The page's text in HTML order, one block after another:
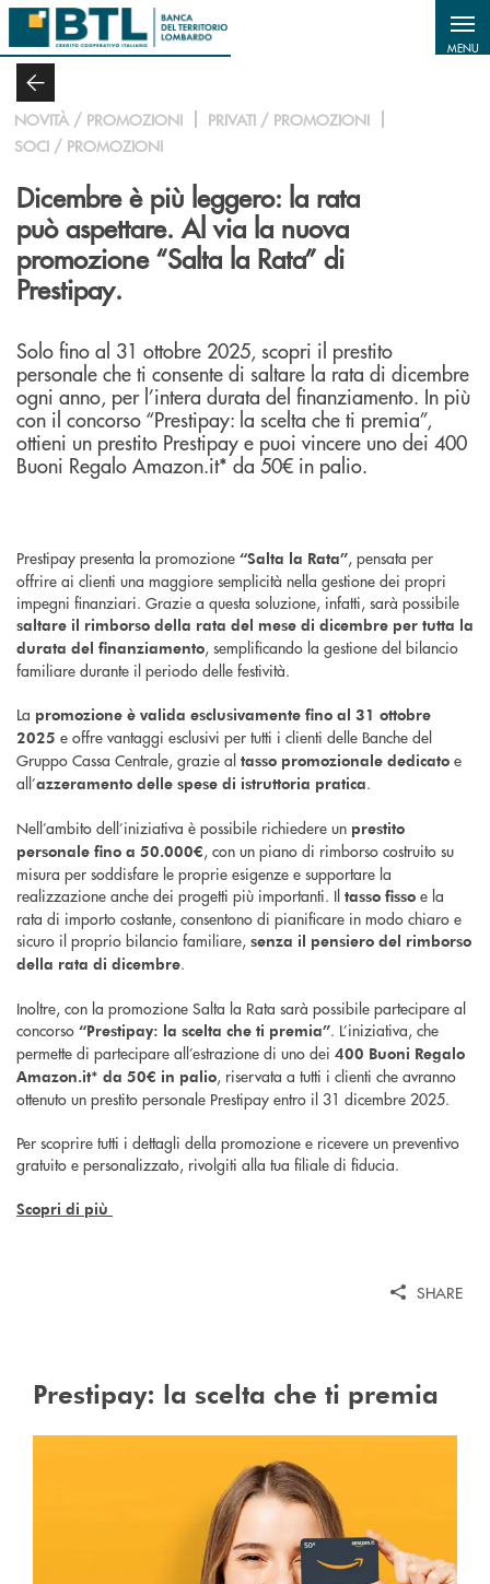
Salta al contenuto principale
MENU
NOVITÀ / PROMOZIONI
PRIVATI / PROMOZIONI
SOCI / PROMOZIONI
Dicembre è più leggero: la rata
può aspettare. Al via la nuova
promozione “Salta la Rata” di
Prestipay.
Solo fino al 31 ottobre 2025, scopri il prestito
personale che ti consente di saltare la rata di dicembre
ogni anno, per l’intera durata del finanziamento. In più
con il concorso “Prestipay: la scelta che ti premia”,
ottieni un prestito Prestipay e puoi vincere uno dei 400
Buoni Regalo Amazon.it* da 50€ in palio.
Prestipay presenta la promozione “Salta la Rata”, pensata per
offrire ai clienti una maggiore semplicità nella gestione dei propri
impegni finanziari. Grazie a questa soluzione, infatti, sarà possibile
saltare il rimborso della rata del mese di dicembre per tutta la
durata del finanziamento, semplificando la gestione del bilancio
familiare durante il periodo delle festività.
La promozione è valida esclusivamente fino al 31 ottobre
2025 e offre vantaggi esclusivi per tutti i clienti delle Banche del
Gruppo Cassa Centrale, grazie al tasso promozionale dedicato e
all’azzeramento delle spese di istruttoria pratica.
Nell’ambito dell’iniziativa è possibile richiedere un prestito
personale fino a 50.000€, con un piano di rimborso costruito su
misura per soddisfare le proprie esigenze e supportare la
realizzazione anche dei progetti più importanti. Il tasso fisso e la
rata di importo costante, consentono di pianificare in modo chiaro e
sicuro il proprio bilancio familiare, senza il pensiero del rimborso
della rata di dicembre.
Inoltre, con la promozione Salta la Rata sarà possibile partecipare al
concorso “Prestipay: la scelta che ti premia”. L’iniziativa, che
permette di partecipare all’estrazione di uno dei 400 Buoni Regalo
Amazon.it* da 50€ in palio, riservata a tutti i clienti che avranno
ottenuto un prestito personale Prestipay entro il 31 dicembre 2025.
Per scoprire tutti i dettagli della promozione e ricevere un preventivo
gratuito e personalizzato, rivolgiti alla tua filiale di fiducia.
Scopri di più
SHARE
Prestipay: la scelta che ti premia